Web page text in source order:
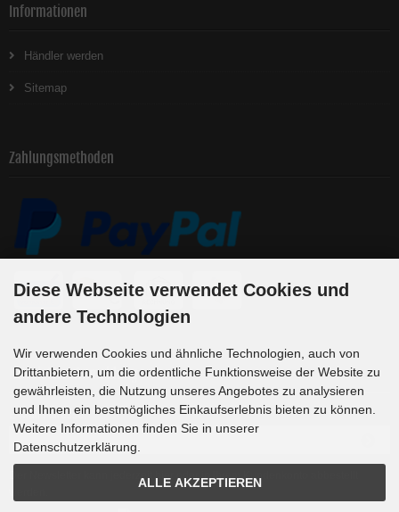
Informationen
Händler werden
Sitemap
Zahlungsmethoden
Newsletter-Anmeldung
E-Mail-Adresse:
Der Newsletter kann jederzeit hier oder in Ihrem Kundenkonto abbestellt
Diese Webseite verwendet Cookies und
andere Technologien
Wir verwenden Cookies und ähnliche Technologien, auch von
Drittanbietern, um die ordentliche Funktionsweise der Website zu
gewährleisten, die Nutzung unseres Angebotes zu analysieren
und Ihnen ein bestmögliches Einkaufserlebnis bieten zu können.
Weitere Informationen finden Sie in unserer
Datenschutzerklärung.
ALLE AKZEPTIEREN